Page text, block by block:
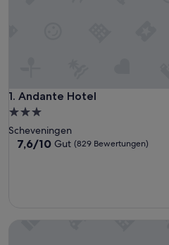
1. Andante Hotel
Andante Hotel
3.0-
Sterne-
Unterkunft
Scheveningen
7.6
7,6/10 Gut (829 Bewertungen)